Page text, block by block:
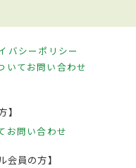
バシーポリシー
いてお問い合わせ
】
お問い合わせ
会員の方】